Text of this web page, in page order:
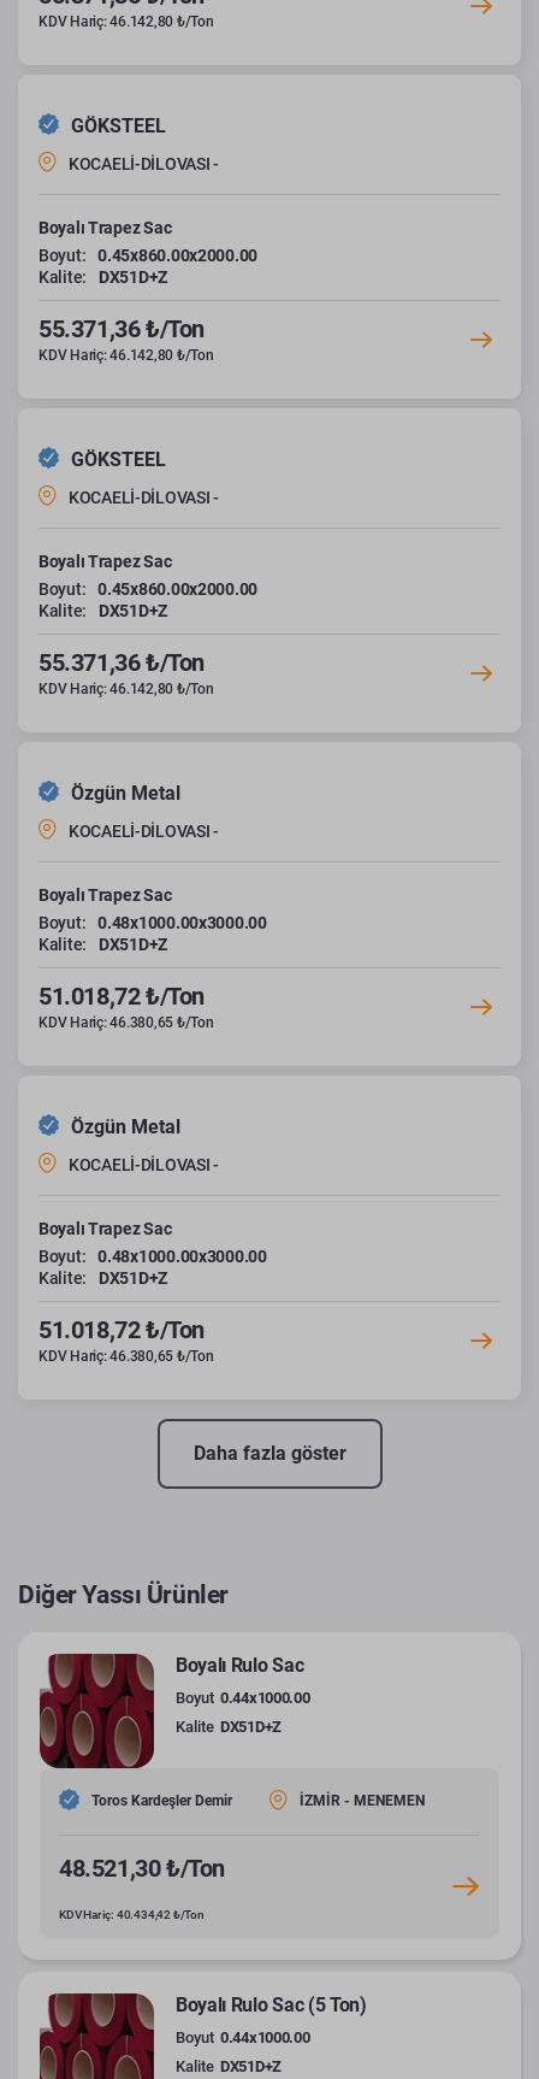
KDV Hariç: 46.142,80 ₺/Ton
GÖKSTEEL
KOCAELİ-DİLOVASI -
Boyalı Trapez Sac
Boyut:
0.45x860.00x2000.00
Kalite:
DX51D+Z
55.371,36 ₺/Ton
KDV Hariç: 46.142,80 ₺/Ton
GÖKSTEEL
KOCAELİ-DİLOVASI -
Boyalı Trapez Sac
Boyut:
0.45x860.00x2000.00
Kalite:
DX51D+Z
55.371,36 ₺/Ton
KDV Hariç: 46.142,80 ₺/Ton
Özgün Metal
KOCAELİ-DİLOVASI -
Boyalı Trapez Sac
Boyut:
0.48x1000.00x3000.00
Kalite:
DX51D+Z
51.018,72 ₺/Ton
KDV Hariç: 46.380,65 ₺/Ton
Özgün Metal
KOCAELİ-DİLOVASI -
Boyalı Trapez Sac
Boyut:
0.48x1000.00x3000.00
Kalite:
DX51D+Z
51.018,72 ₺/Ton
KDV Hariç: 46.380,65 ₺/Ton
Daha fazla göster
Diğer Yassı Ürünler
Boyalı Rulo Sac
Boyut 0.44x1000.00
Kalite DX51D+Z
Toros Kardeşler Demir İZMİR - MENEMEN
48.521,30 ₺/Ton
KDV Hariç: 40.434,42 ₺/Ton
Boyalı Rulo Sac (5 Ton)
Boyut 0.44x1000.00
Kalite DX51D+Z